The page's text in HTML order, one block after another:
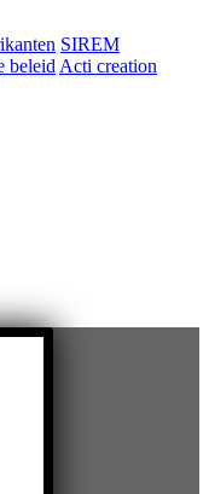
SIREM
beleid Acti creation